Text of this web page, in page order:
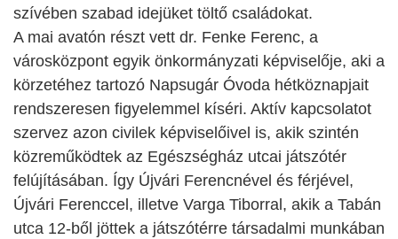
szívében szabad idejüket töltő családokat.
A mai avatón részt vett dr. Fenke Ferenc, a
városközpont egyik önkormányzati képviselője, aki a
körzetéhez tartozó Napsugár Óvoda hétköznapjait
rendszeresen figyelemmel kíséri. Aktív kapcsolatot
szervez azon civilek képviselőivel is, akik szintén
közreműködtek az Egészségház utcai játszótér
felújításában. Így Újvári Ferencnével és férjével,
Újvári Ferenccel, illetve Varga Tiborral, akik a Tabán
utca 12-ből jöttek a játszótérre társadalmi munkában